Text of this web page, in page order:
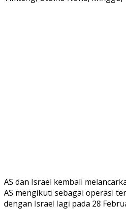
AS dan Israel kembali
AS mengikuti sebagai operasi
dengan Israel lagi pada 28